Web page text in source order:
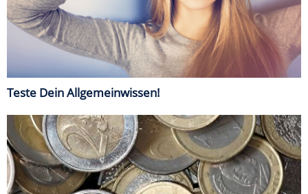
Teste Dein Allgemeinwissen!